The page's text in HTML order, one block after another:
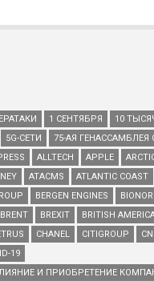
1 СЕНТЯБРЯ 10
5G-СЕТИ 75-АЯ ГЕНАССАМБЛЕЯ
ALLTECH APPLE
ATACMS ATLANTIC COAST
BERGEN ENGINES
BRENT BREXIT BRITISH
CHANEL CITIGROUP
19
И ПРИОБРЕТЕНИЕ